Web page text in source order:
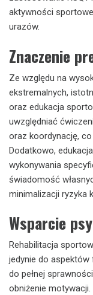
aktywności
urazów.
Znaczenie
Ze względu na
ekstremalnych,
oraz edukacja
uwzględniać
oraz koordynację,
Dodatkowo,
wykonywania
świadomość
minimalizacji ryzyka
Wsparcie
Rehabilitacja
jedynie do
do pełnej
obniżenie